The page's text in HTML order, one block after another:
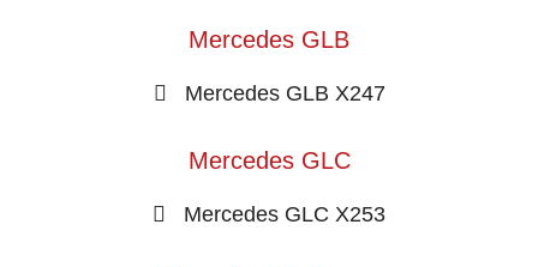
Mercedes GLB
Mercedes GLB X247
Mercedes GLC
Mercedes GLC X253